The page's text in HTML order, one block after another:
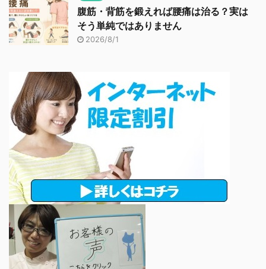
腹筋・背筋を鍛えれば腰痛は治る？実は
そう単純ではありません
2026/8/1